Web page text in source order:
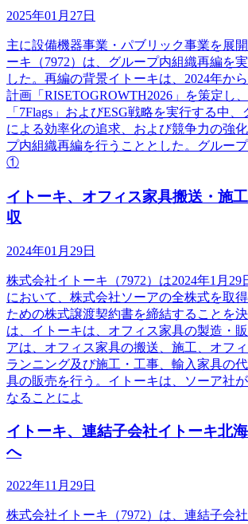
2025年01月27日
主に設備機器事業・パブリック事業を展
ーキ（7972）は、グループ内組織再編を
した。再編の背景イトーキは、2024年か
計画「RISETOGROWTH2026」を策定し
「7Flags」およびESG戦略を実行する中
による効率化の追求、および競争力の強
プ内組織再編を行うこととした。グルー
①
イトーキ、オフィス家具搬送・施
収
2024年01月29日
株式会社イトーキ（7972）は2024年1月29
において、株式会社ソーアの全株式を取
ための株式譲渡契約書を締結することを
は、イトーキは、オフィス家具の製造・
アは、オフィス家具の搬送、施工、オフ
ランニング及び施工・工事、輸入家具の
具の販売を行う。イトーキは、ソーア社
なることによ
イトーキ、連結子会社イトーキ北
へ
2022年11月29日
株式会社イトーキ（7972）は、連結子会